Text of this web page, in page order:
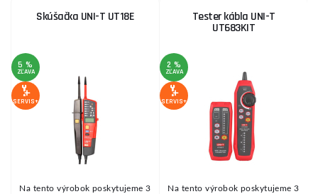
Skúšačka UNI-T UT18E
5 %
ZĽAVA
SERVIS+
Na tento výrobok poskytujeme 3
Tester kábla UNI-T
UT683KIT
2 %
ZĽAVA
SERVIS+
Na tento výrobok poskytujeme 3